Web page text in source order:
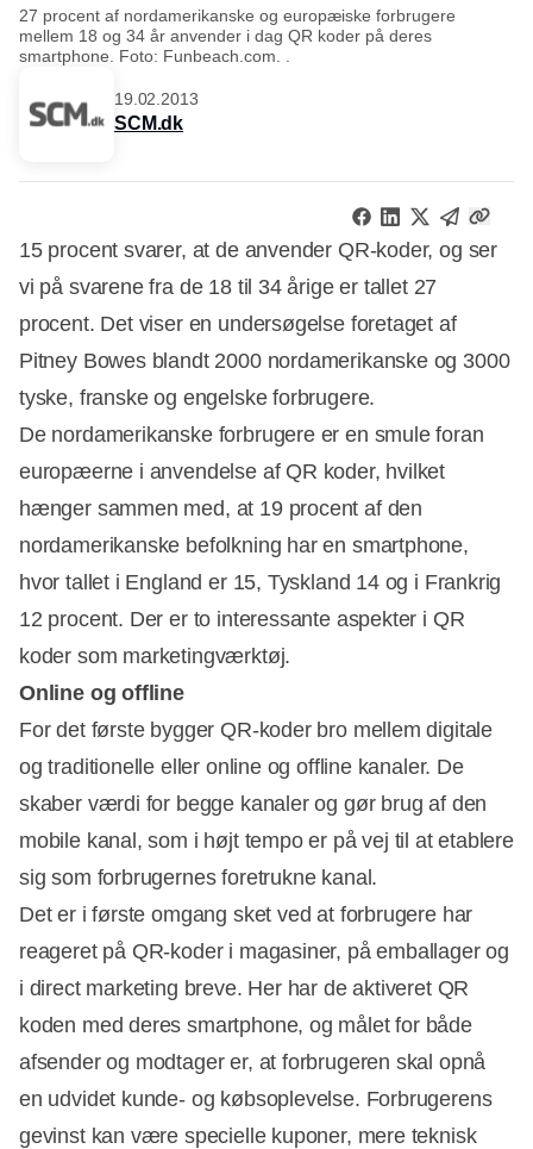
27 procent af nordamerikanske og europæiske forbrugere
mellem 18 og 34 år anvender i dag QR koder på deres
smartphone. Foto: Funbeach.com. .
19.02.2013
SCM.dk
15 procent svarer, at de anvender QR-koder, og ser
vi på svarene fra de 18 til 34 årige er tallet 27
procent. Det viser en undersøgelse foretaget af
Pitney Bowes blandt 2000 nordamerikanske og 3000
tyske, franske og engelske forbrugere.
De nordamerikanske forbrugere er en smule foran
europæerne i anvendelse af QR koder, hvilket
hænger sammen med, at 19 procent af den
nordamerikanske befolkning har en smartphone,
hvor tallet i England er 15, Tyskland 14 og i Frankrig
12 procent. Der er to interessante aspekter i QR
koder som marketingværktøj.
Online og offline
For det første bygger QR-koder bro mellem digitale
og traditionelle eller online og offline kanaler. De
skaber værdi for begge kanaler og gør brug af den
mobile kanal, som i højt tempo er på vej til at etablere
sig som forbrugernes foretrukne kanal.
Det er i første omgang sket ved at forbrugere har
reageret på QR-koder i magasiner, på emballager og
i direct marketing breve. Her har de aktiveret QR
koden med deres smartphone, og målet for både
afsender og modtager er, at forbrugeren skal opnå
en udvidet kunde- og købsoplevelse. Forbrugerens
gevinst kan være specielle kuponer, mere teknisk